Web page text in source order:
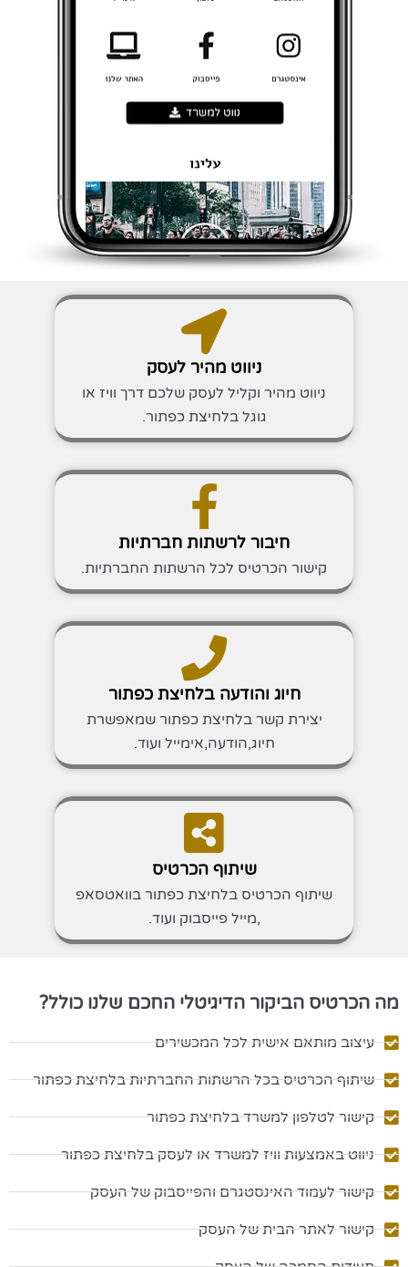
ניווט מהיר לעסק
ניווט מהיר וקליל לעסק שלכם דרך וויז או
גוגל בלחיצת כפתור.
חיבור לרשתות חברתיות
קישור הכרטיס לכל הרשתות החברתיות.
חיוג והודעה בלחיצת כפתור
יצירת קשר בלחיצת כפתור שמאפשרת
חיוג,הודעה,אימייל ועוד.
שיתוף הכרטיס
שיתוף הכרטיס בלחיצת כפתור בוואטסאפ
,מייל פייסבוק ועוד.
מה הכרטיס הביקור הדיגיטלי החכם שלנו כולל?
עיצוב מותאם אישית לכל המכשירים
שיתוף הכרטיס בכל הרשתות החברתיות בלחיצת כפתור
קישור לטלפון למשרד בלחיצת כפתור
ניווט באמצעות וויז למשרד או לעסק בלחיצת כפתור
קישור לעמוד האינסטגרם והפייסבוק של העסק
קישור לאתר הבית של העסק